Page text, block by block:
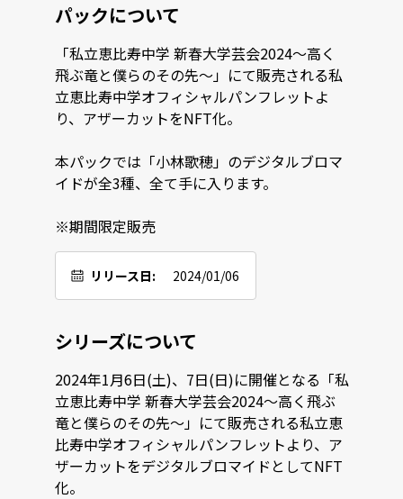
パックについて
「私立恵比寿中学 新春大学芸会2024〜高く
飛ぶ竜と僕らのその先〜」にて販売される私
立恵比寿中学オフィシャルパンフレットよ
り、アザーカットをNFT化。
本パックでは「小林歌穂」のデジタルブロマ
イドが全3種、全て手に入ります。
※期間限定販売
リリース日: 2024/01/06
シリーズについて
2024年1月6日(土)、7日(日)に開催となる「私
立恵比寿中学 新春大学芸会2024〜高く飛ぶ
竜と僕らのその先〜」にて販売される私立恵
比寿中学オフィシャルパンフレットより、ア
ザーカットをデジタルブロマイドとしてNFT
化。